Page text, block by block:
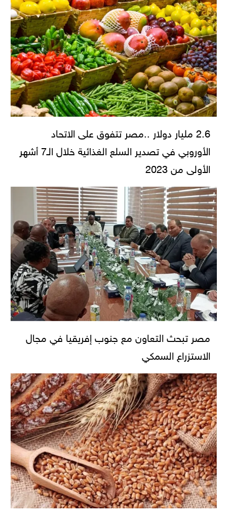
2.6 مليار دولار ..مصر تتفوق على الاتحاد
الأوروبي في تصدير السلع الغذائية خلال الـ7 أشهر
الأولى من 2023
مصر تبحث التعاون مع جنوب إفريقيا في مجال
الاستزراع السمكي